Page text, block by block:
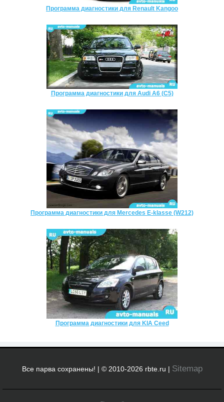
Программа диагностики для Renault Kangoo
Программа диагностики для Audi A6 (C5)
Программа диагностики для Mercedes E-klasse (W212)
Программа диагностики для KIA Ceed
Все парва сохранены! | © 2010-2026 rbte.ru | Sitemap